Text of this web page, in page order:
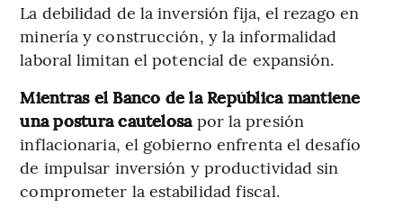
La debilidad de la inversión fija, el rezago en
minería y construcción, y la informalidad
laboral limitan el potencial de expansión.
Mientras el Banco de la República mantiene
una postura cautelosapor la presión
inflacionaria, el gobierno enfrenta el desafío
de impulsar inversión y productividad sin
comprometer la estabilidad fiscal.